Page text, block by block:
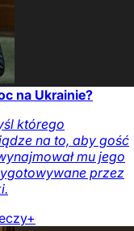
na Ukrainie?
którego
na to, aby gość
mu jego
przez